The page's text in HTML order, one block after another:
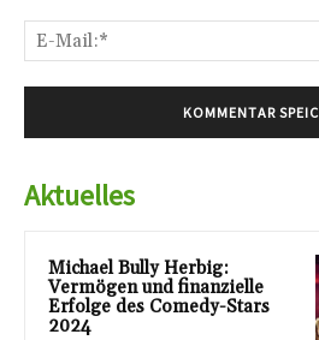
Aktuelles
Michael Bully Herbig:
Vermögen und finanzielle
Erfolge des Comedy-Stars
2024